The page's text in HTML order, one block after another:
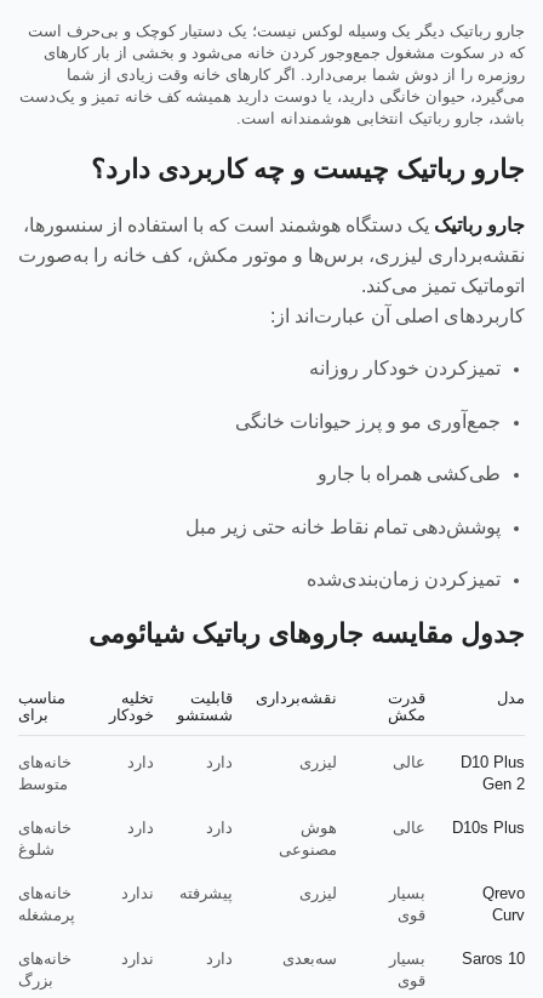
جارو رباتیک دیگر یک وسیله لوکس نیست؛ یک دستیار کوچک و بی‌حرف است
که در سکوت مشغول جمع‌وجور کردن خانه می‌شود و بخشی از بار کارهای
روزمره را از دوش شما برمی‌دارد. اگر کارهای خانه وقت زیادی از شما
می‌گیرد، حیوان خانگی دارید، یا دوست دارید همیشه کف خانه تمیز و یک‌دست
باشد، جارو رباتیک انتخابی هوشمندانه است.
جارو رباتیک چیست و چه کاربردی دارد؟
جارو رباتیک یک دستگاه هوشمند است که با استفاده از سنسورها،
نقشه‌برداری لیزری، برس‌ها و موتور مکش، کف خانه را به‌صورت
اتوماتیک تمیز می‌کند.
کاربردهای اصلی آن عبارت‌اند از:
تمیزکردن خودکار روزانه
جمع‌آوری مو و پرز حیوانات خانگی
طی‌کشی همراه با جارو
پوشش‌دهی تمام نقاط خانه حتی زیر مبل
تمیزکردن زمان‌بندی‌شده
جدول مقایسه جاروهای رباتیک شیائومی
مدل
قدرت
مکش
نقشه‌برداری
قابلیت
شستشو
تخلیه
خودکار
مناسب
برای
D10 Plus
Gen 2
عالی لیزری دارد دارد
خانه‌های
متوسط
D10s Plus عالی
هوش
مصنوعی
دارد دارد
خانه‌های
شلوغ
Qrevo
Curv
بسیار
قوی
لیزری پیشرفته ندارد
خانه‌های
پرمشغله
Saros 10
بسیار
قوی
سه‌بعدی دارد ندارد
خانه‌های
بزرگ